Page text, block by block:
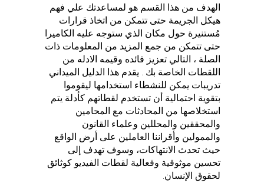
الهدف من هذا القسم هو لمساعدتك علي فهم
هيكل الجريمة حتى تتمكن من اتخاذ قرارات
مُستنيرة حول مكان الذي ستوجه عليه الكاميرا
حتى تتمكن من جمع المزيد من المعلومات ذات
الصلة ، التالي تعزيز فائده وقيمه الادله من
اللقطات الخاصة بك . يقدم هذا الدليل الميداني
تدريبات يمكن للنشطاء استخدامها ليقوموا
بتقوية احتمالية أن تستخدم لقطاتهم كأدلة يتم
استخلاصها من المحادثات مع المحامين
والمحققين والمحللين وعلماء القانون
والممولين وأقراننا العاملين على أرض الواقع
حيث تحدث الانتهاكات، وسوف تهدف إلى
تحسين موثوقية وفعالية لقطات الفيديو كوثائق
لحقوق الإنسان.